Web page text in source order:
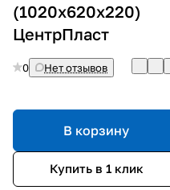
(1020х620х220)
ЦентрПласт
0 Нет отзывов
В корзину
Купить в 1 клик